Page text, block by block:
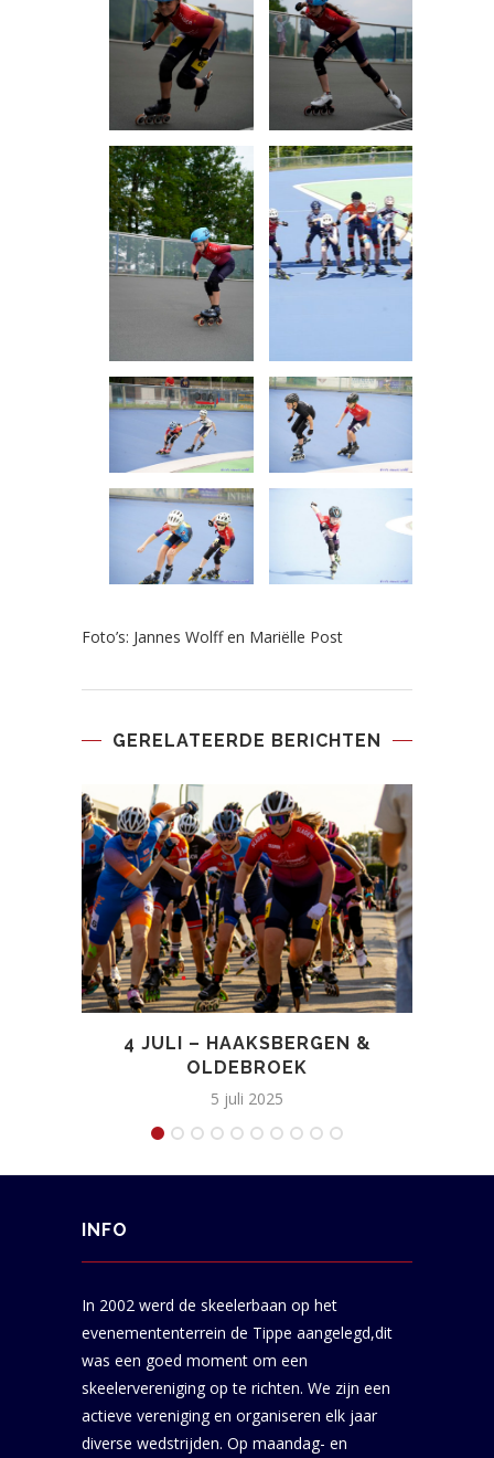
Foto’s: Jannes Wolff en Mariëlle Post
GERELATEERDE BERICHTEN
4 JULI – HAAKSBERGEN &
OLDEBROEK
5 juli 2025
INFO
In 2002 werd de skeelerbaan op het
evenemententerrein de Tippe aangelegd,dit
was een goed moment om een
skeelervereniging op te richten. We zijn een
actieve vereniging en organiseren elk jaar
diverse wedstrijden. Op maandag- en